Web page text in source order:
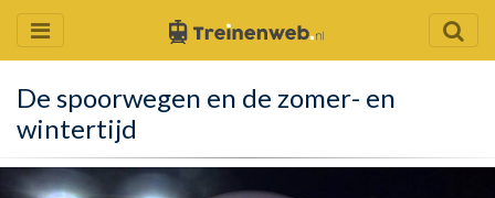
De spoorwegen en de zomer- en
wintertijd